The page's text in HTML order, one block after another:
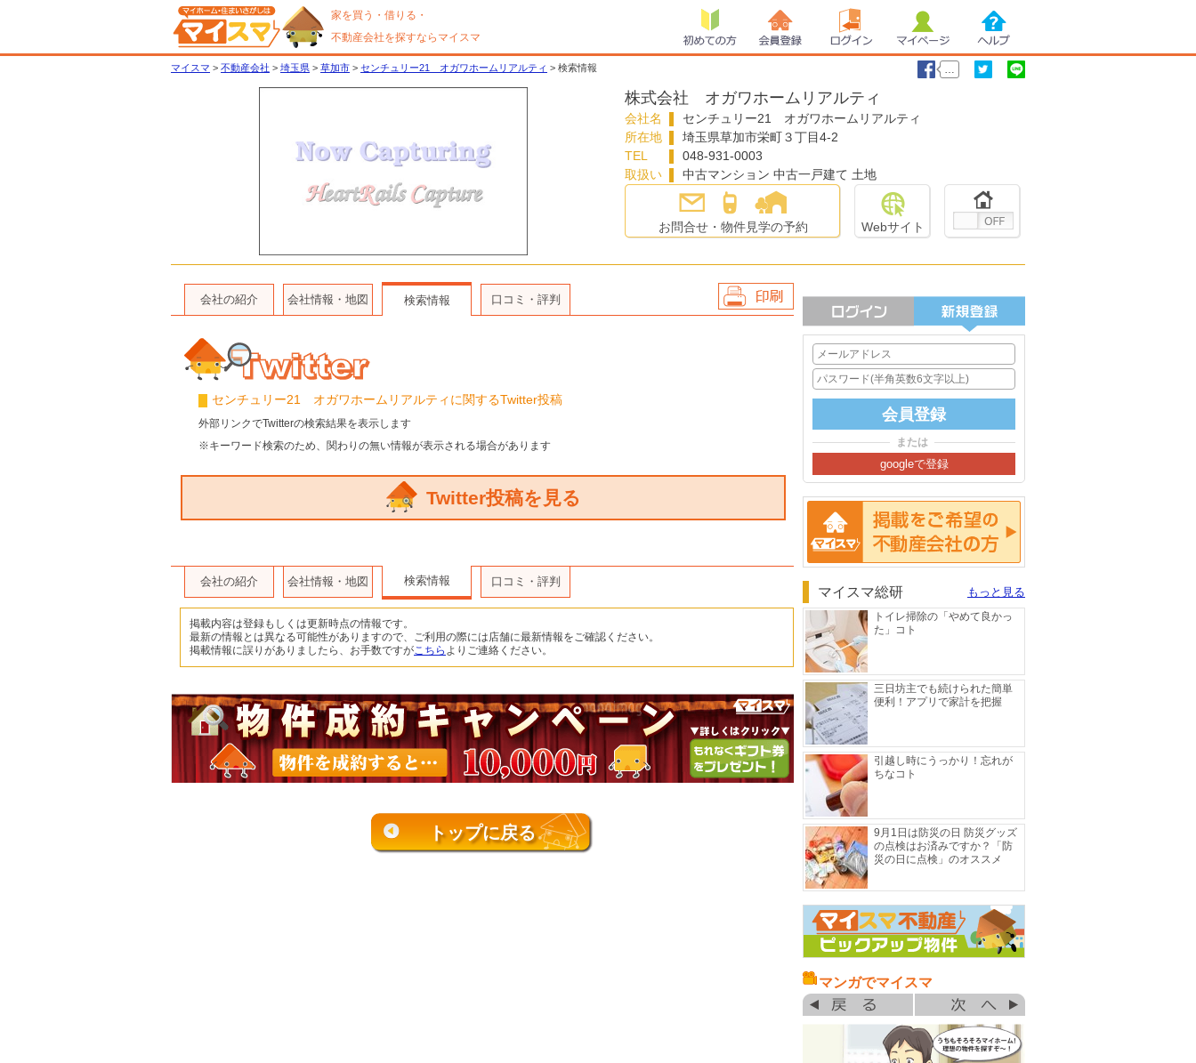
家を買う・借りる・
不動産会社を探すならマイスマ
ヘルプ
マイページ
ログイン
会員登録
初めての方
マイスマ > 不動産会社 > 埼玉県 > 草加市 > センチュリー21 オガワホームリアルティ > 検索情報 …
株式会社 オガワホームリアルティ
会社名
センチュリー21 オガワホームリアルティ
所在地
埼玉県草加市栄町３丁目4-2
TEL
048-931-0003
取扱い
中古マンション 中古一戸建て 土地
お問合せ・物件見学の予約 Webサイト
会社の紹介 会社情報・地図 検索情報 口コミ・評判
会社情報を印
Twitter
センチュリー21 オガワホームリアルティに関するTwitter投稿
外部リンクでTwitterの検索結果を表示します
※キーワード検索のため、関わりの無い情報が表示される場合があります
Twitter投稿を見る
会社の紹介 会社情報・地図 検索情報 口コミ・評判
掲載内容は登録もしくは更新時点の情報です。
最新の情報とは異なる可能性がありますので、ご利用の際には店舗に最新情報をご確認ください。
掲載情報に誤りがありましたら、お手数ですがこちら よりご連絡ください。
トップに戻る
または
掲載をご希望の方へ
マイスマ総研 もっと見る
トイレ掃除の「やめて良かっ
た」コト
三日坊主でも続けられた簡単
便利！アプリで家計を把握
引越し時にうっかり！忘れが
ちなコト
9月1日は防災の日 防災グッズ
の点検はお済みですか？「防
災の日に点検」のオススメ
マンガでマイスマ